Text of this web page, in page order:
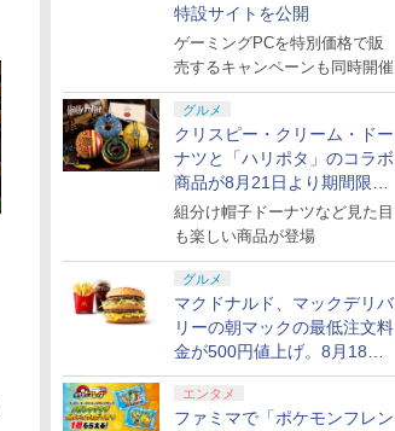
特設サイトを公開
ゲーミングPCを特別価格で販
売するキャンペーンも同時開催
グルメ
クリスピー・クリーム・ドー
ナツと「ハリポタ」のコラボ
商品が8月21日より期間限定
で発売
組分け帽子ドーナツなど見た目
も楽しい商品が登場
グルメ
マクドナルド、マックデリバ
リーの朝マックの最低注文料
金が500円値上げ。8月18日
より1,500円から受付
エンタメ
ファミマで「ポケモンフレン